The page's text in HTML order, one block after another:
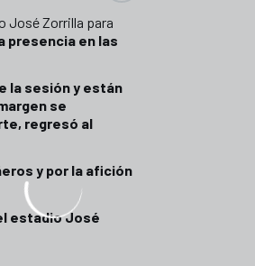
José Zorrilla para
presencia en las
la sesión y están
se
regresó al
y por la afición
estadio José